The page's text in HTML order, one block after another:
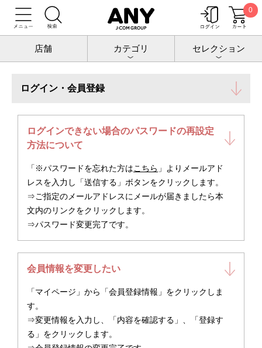
0
店舗 カテゴリ セレクション
トップ お客様サポート
お客様サポート
ログイン・会員登録
ログインできない場合のパスワードの再設定
方法について
「※パスワードを忘れた方はこちら 」よりメールアド
レスを入力し「送信する」ボタンをクリックします。
⇒ご指定のメールアドレスにメールが届きましたら本
文内のリンクをクリックします。
⇒パスワード変更完了です。
会員情報を変更したい
「マイページ」から「会員登録情報」をクリックしま
す。
⇒変更情報を入力し、「内容を確認する」、「登録す
る」をクリックします。